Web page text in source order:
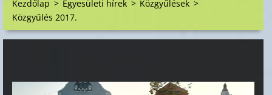
Kezdőlap > Egyesületi hírek > Közgyűlések >
Közgyűlés 2017.